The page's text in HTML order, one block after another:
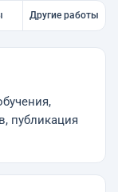
Другие работы
публикация